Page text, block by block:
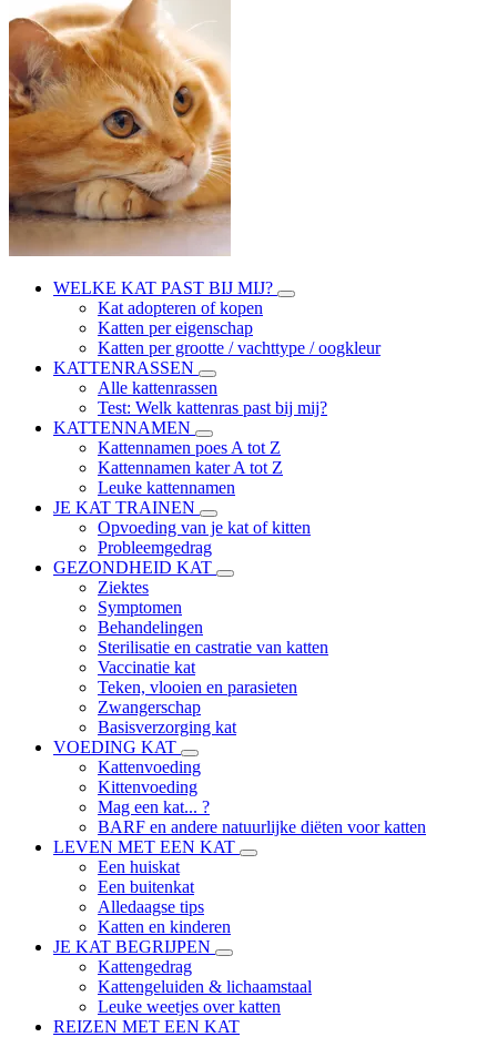
WELKE KAT PAST BIJ MIJ?
Kat adopteren of kopen
Katten per eigenschap
Katten per grootte / vachttype / oogkleur
KATTENRASSEN
Alle kattenrassen
Test: Welk kattenras past bij mij?
KATTENNAMEN
Kattennamen poes A tot Z
Kattennamen kater A tot Z
Leuke kattennamen
JE KAT TRAINEN
Opvoeding van je kat of kitten
Probleemgedrag
GEZONDHEID KAT
Ziektes
Symptomen
Behandelingen
Sterilisatie en castratie van katten
Vaccinatie kat
Teken, vlooien en parasieten
Zwangerschap
Basisverzorging kat
VOEDING KAT
Kattenvoeding
Kittenvoeding
Mag een kat... ?
BARF en andere natuurlijke diëten voor katten
LEVEN MET EEN KAT
Een huiskat
Een buitenkat
Alledaagse tips
Katten en kinderen
JE KAT BEGRIJPEN
Kattengedrag
Kattengeluiden & lichaamstaal
Leuke weetjes over katten
REIZEN MET EEN KAT